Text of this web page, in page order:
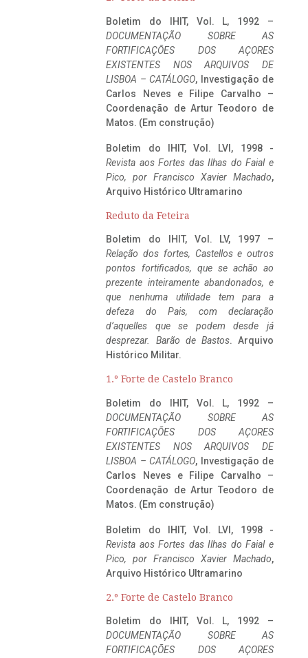
Boletim do IHIT, Vol. L, 1992 –
DOCUMENTAÇÃO SOBRE AS
FORTIFICAÇÕES DOS AÇORES
EXISTENTES NOS ARQUIVOS DE
LISBOA – CATÁLOGO, Investigação de
Carlos Neves e Filipe Carvalho –
Coordenação de Artur Teodoro de
Matos. (Em construção)
Boletim do IHIT, Vol. LVI, 1998 -
Revista aos Fortes das Ilhas do Faial e
Pico, por Francisco Xavier Machado,
Arquivo Histórico Ultramarino
Reduto da Feteira
Boletim do IHIT, Vol. LV, 1997 –
Relação dos fortes, Castellos e outros
pontos fortificados, que se achão ao
prezente inteiramente abandonados, e
que nenhuma utilidade tem para a
defeza do Pais, com declaração
d’aquelles que se podem desde já
desprezar. Barão de Bastos. Arquivo
Histórico Militar.
1.º Forte de Castelo Branco
Boletim do IHIT, Vol. L, 1992 –
DOCUMENTAÇÃO SOBRE AS
FORTIFICAÇÕES DOS AÇORES
EXISTENTES NOS ARQUIVOS DE
LISBOA – CATÁLOGO, Investigação de
Carlos Neves e Filipe Carvalho –
Coordenação de Artur Teodoro de
Matos. (Em construção)
Boletim do IHIT, Vol. LVI, 1998 -
Revista aos Fortes das Ilhas do Faial e
Pico, por Francisco Xavier Machado,
Arquivo Histórico Ultramarino
2.º Forte de Castelo Branco
Boletim do IHIT, Vol. L, 1992 –
DOCUMENTAÇÃO SOBRE AS
FORTIFICAÇÕES DOS AÇORES